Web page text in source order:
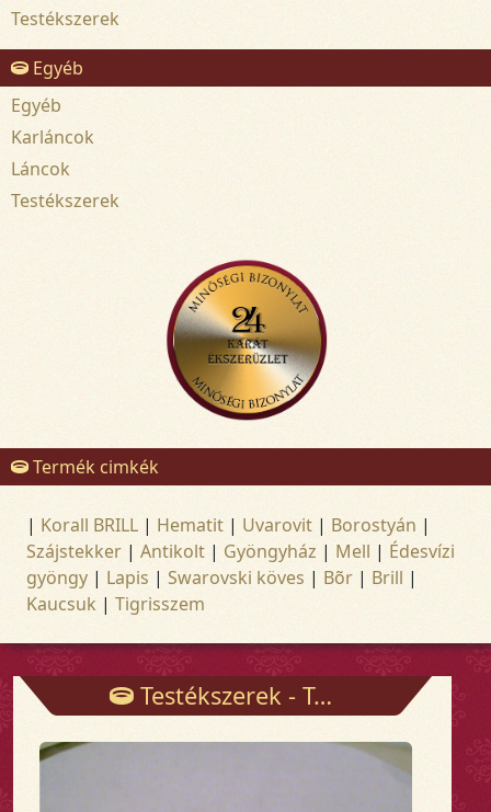
Testékszerek
Egyéb
Egyéb
Karláncok
Láncok
Testékszerek
Termék cimkék
| Korall BRILL | Hematit | Uvarovit | Borostyán |
Szájstekker | Antikolt | Gyöngyház | Mell | Édesvízi
gyöngy | Lapis | Swarovski köves | Bõr | Brill |
Kaucsuk | Tigrisszem
Testékszerek - Testékszerek - Arany és ezüst ékszerek